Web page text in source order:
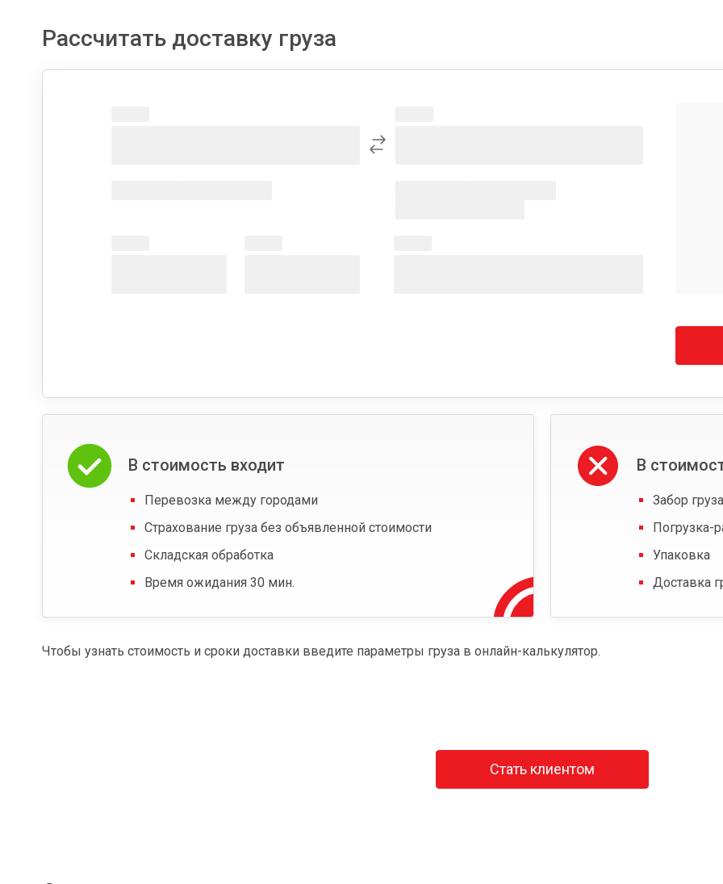
Рассчитать доставку груза
В стоимость входит
Перевозка между городами
Страхование груза без объявленной стоимости
Складская обработка
Время ожидания 30 мин.
В
Забор
Погрузка-
Упаковка
Доставка
Чтобы узнать стоимость и сроки доставки введите параметры груза в онлайн-калькулятор.
Стать клиентом